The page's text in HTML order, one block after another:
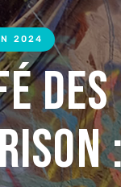
2024
des